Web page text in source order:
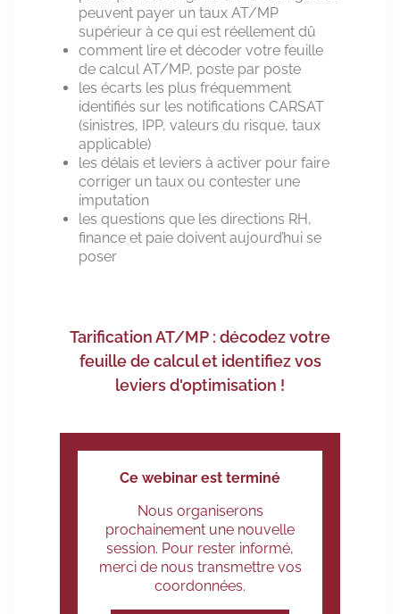
peuvent payer un taux AT/MP
supérieur à ce qui est réellement dû
comment lire et décoder votre feuille
de calcul AT/MP, poste par poste
les écarts les plus fréquemment
identifiés sur les notifications CARSAT
(sinistres, IPP, valeurs du risque, taux
applicable)
les délais et leviers à activer pour faire
corriger un taux ou contester une
imputation
les questions que les directions RH,
finance et paie doivent aujourd’hui se
poser
Tarification AT/MP : décodez votre
feuille de calcul et identifiez vos
leviers d'optimisation !
Ce webinar est terminé
Nous organiserons
prochainement une nouvelle
session. Pour rester informé,
merci de nous transmettre vos
coordonnées.